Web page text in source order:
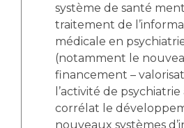
système de santé
traitement de
médicale en
(notamment le
financement –
l’activité de
corrélat le
nouveaux systèmes